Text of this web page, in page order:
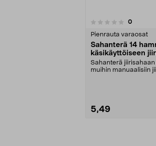
0
Pienrauta varaosat
Sahanterä 14
käsikäyttöiseen
550 mm
Sahanterä jiirisahaan
muihin manuaalisiin
5,49